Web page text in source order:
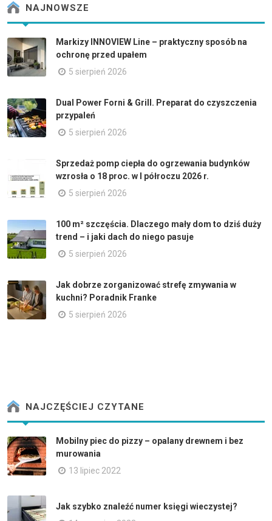
NAJNOWSZE
Markizy INNOVIEW Line – praktyczny sposób na
ochronę przed upałem
5 sierpień 2026
Dual Power Forni & Grill. Preparat do czyszczenia
przypaleń
5 sierpień 2026
Sprzedaż pomp ciepła do ogrzewania budynków
wzrosła o 18 proc. w I półroczu 2026 r.
5 sierpień 2026
100 m² szczęścia. Dlaczego mały dom to dziś duży
trend – i jaki dach do niego pasuje
5 sierpień 2026
Jak dobrze zorganizować strefę zmywania w
kuchni? Poradnik Franke
5 sierpień 2026
NAJCZĘŚCIEJ CZYTANE
Mobilny piec do pizzy – opalany drewnem i bez
murowania
13 lipiec 2022
Jak szybko znaleźć numer księgi wieczystej?